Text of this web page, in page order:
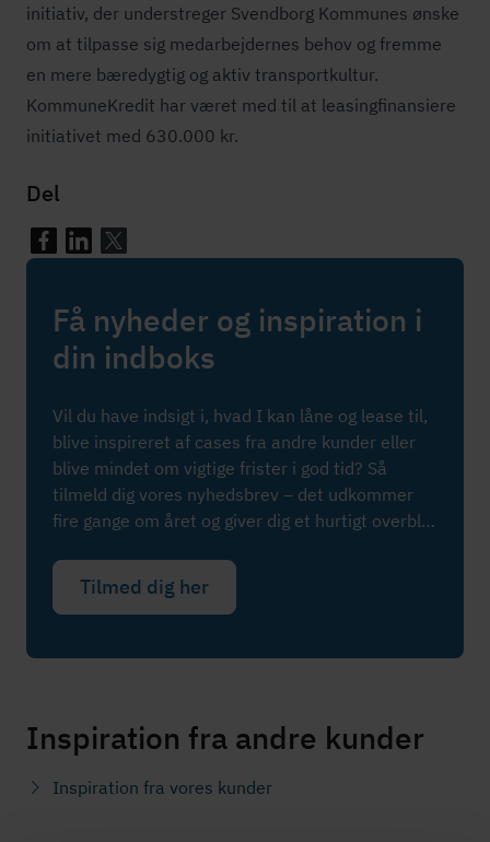
initiativ, der understreger Svendborg Kommunes ønske
om at tilpasse sig medarbejdernes behov og fremme
en mere bæredygtig og aktiv trans­port­kul­tur.
KommuneKredit har været med til at lea­sing­fi­nan­si­e­re
initiativet med 630.000 kr.
Del
Få nyheder og inspiration i
din indboks
Vil du have indsigt i, hvad I kan låne og lease til,
blive inspireret af cases fra andre kunder eller
blive mindet om vigtige frister i god tid? Så
tilmeld dig vores nyhedsbrev – det udkommer
fire gange om året og giver dig et hurtigt overblik
Tilmed dig her
Inspiration fra andre kunder
Inspiration fra vores kunder